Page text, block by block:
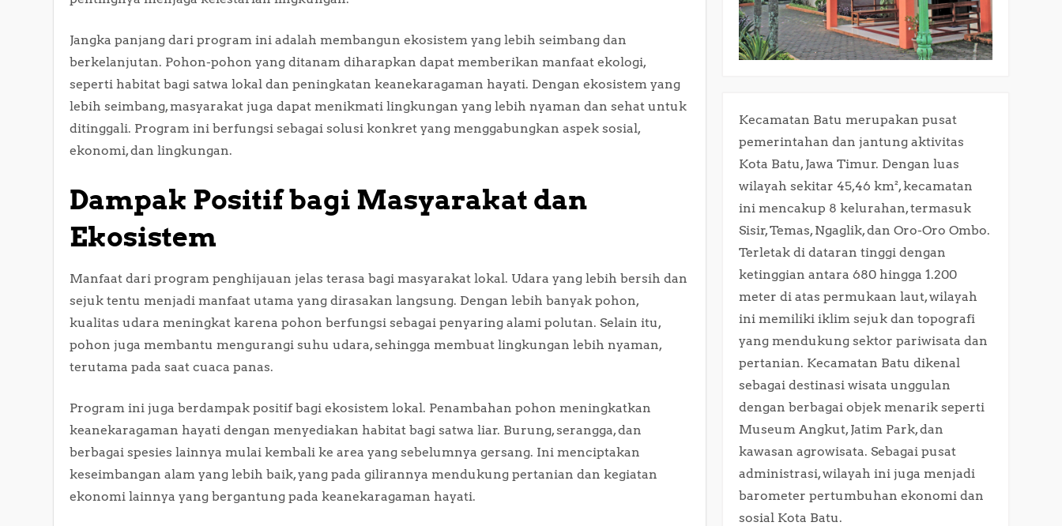
Jangka panjang dari program ini adalah membangun ekosistem yang lebih seimbang dan
berkelanjutan. Pohon-pohon yang ditanam diharapkan dapat memberikan manfaat ekologi,
seperti habitat bagi satwa lokal dan peningkatan keanekaragaman hayati. Dengan ekosistem yang
lebih seimbang, masyarakat juga dapat menikmati lingkungan yang lebih nyaman dan sehat untuk
ditinggali. Program ini berfungsi sebagai solusi konkret yang menggabungkan aspek sosial,
ekonomi, dan lingkungan.
Dampak Positif bagi Masyarakat dan
Ekosistem
Manfaat dari program penghijauan jelas terasa bagi masyarakat lokal. Udara yang lebih bersih dan
sejuk tentu menjadi manfaat utama yang dirasakan langsung. Dengan lebih banyak pohon,
kualitas udara meningkat karena pohon berfungsi sebagai penyaring alami polutan. Selain itu,
pohon juga membantu mengurangi suhu udara, sehingga membuat lingkungan lebih nyaman,
terutama pada saat cuaca panas.
Program ini juga berdampak positif bagi ekosistem lokal. Penambahan pohon meningkatkan
keanekaragaman hayati dengan menyediakan habitat bagi satwa liar. Burung, serangga, dan
berbagai spesies lainnya mulai kembali ke area yang sebelumnya gersang. Ini menciptakan
keseimbangan alam yang lebih baik, yang pada gilirannya mendukung pertanian dan kegiatan
ekonomi lainnya yang bergantung pada keanekaragaman hayati.
Kecamatan Batu merupakan pusat
pemerintahan dan jantung aktivitas
Kota Batu, Jawa Timur. Dengan luas
wilayah sekitar 45,46 km², kecamatan
ini mencakup 8 kelurahan, termasuk
Sisir, Temas, Ngaglik, dan Oro-Oro Ombo.
Terletak di dataran tinggi dengan
ketinggian antara 680 hingga 1.200
meter di atas permukaan laut, wilayah
ini memiliki iklim sejuk dan topografi
yang mendukung sektor pariwisata dan
pertanian. Kecamatan Batu dikenal
sebagai destinasi wisata unggulan
dengan berbagai objek menarik seperti
Museum Angkut, Jatim Park, dan
kawasan agrowisata. Sebagai pusat
administrasi, wilayah ini juga menjadi
barometer pertumbuhan ekonomi dan
sosial Kota Batu.​